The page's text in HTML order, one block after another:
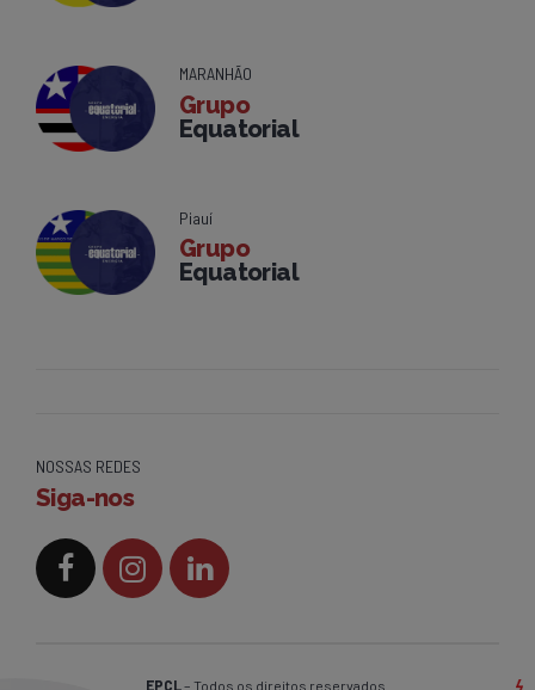
MARANHÃO
Grupo
Equatorial
Piauí
Grupo
Equatorial
NOSSAS REDES
Siga-nos
EPCL– Todos os direitos reservados.